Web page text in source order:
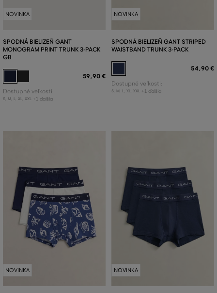
NOVINKA
SPODNÁ BIELIZEŇ GANT
MONOGRAM PRINT TRUNK 3-PACK
GB
59,90 €
Dostupné veľkosti:
S, M L, XL, XXL +1 ďalšia
NOVINKA
SPODNÁ BIELIZEŇ GANT STRIPED
WAISTBAND TRUNK 3-PACK
54,90 €
Dostupné veľkosti:
S, M L, XL, XXL +1 ďalšia
NOVINKA NOVINKA